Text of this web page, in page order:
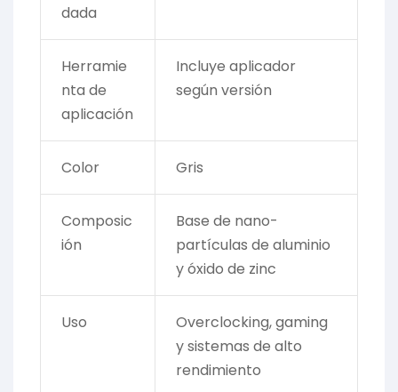
dada
Herramie
nta de
aplicación
Incluye aplicador
según versión
Color Gris
Composic
ión
Base de nano-
partículas de aluminio
y óxido de zinc
Uso
Overclocking, gaming
y sistemas de alto
rendimiento